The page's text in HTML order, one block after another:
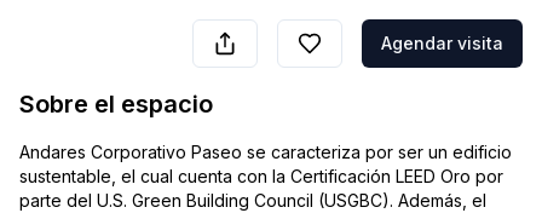
Agendar visita
Sobre el espacio
Andares Corporativo Paseo se caracteriza por ser un edificio
sustentable, el cual cuenta con la Certificación LEED Oro por
parte del U.S. Green Building Council (USGBC). Además, el